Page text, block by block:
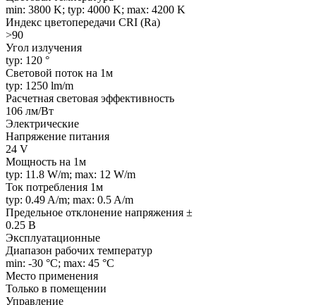
min: 3800 K; typ: 4000 K; max: 4200 K
Индекс цветопередачи CRI (Ra)
>90
Угол излучения
typ: 120 °
Световой поток на 1м
typ: 1250 lm/m
Расчетная световая эффективность
106 лм/Вт
Электрические
Напряжение питания
24 V
Мощность на 1м
typ: 11.8 W/m; max: 12 W/m
Ток потребления 1м
typ: 0.49 A/m; max: 0.5 A/m
Предельное отклонение напряжения ±
0.25 В
Эксплуатационные
Диапазон рабочих температур
min: -30 °C; max: 45 °C
Место применения
Только в помещении
Управление